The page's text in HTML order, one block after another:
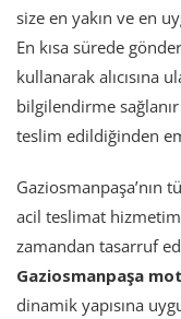
size en yakın ve en
En kısa sürede
kullanarak alıcısına
bilgilendirme
teslim edildiğinden
Gaziosmanpaşa’nın
acil teslimat
zamandan tasarruf
Gaziosmanpaşa
dinamik yapısına